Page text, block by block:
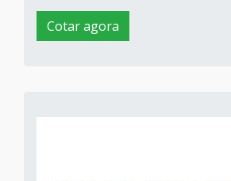
Cotar agora